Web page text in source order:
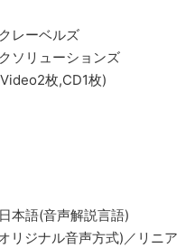
レーベルズ
ソリューションズ
枚,CD1枚)
本語(音声解説言語)
リジナル音声方式)／リニア